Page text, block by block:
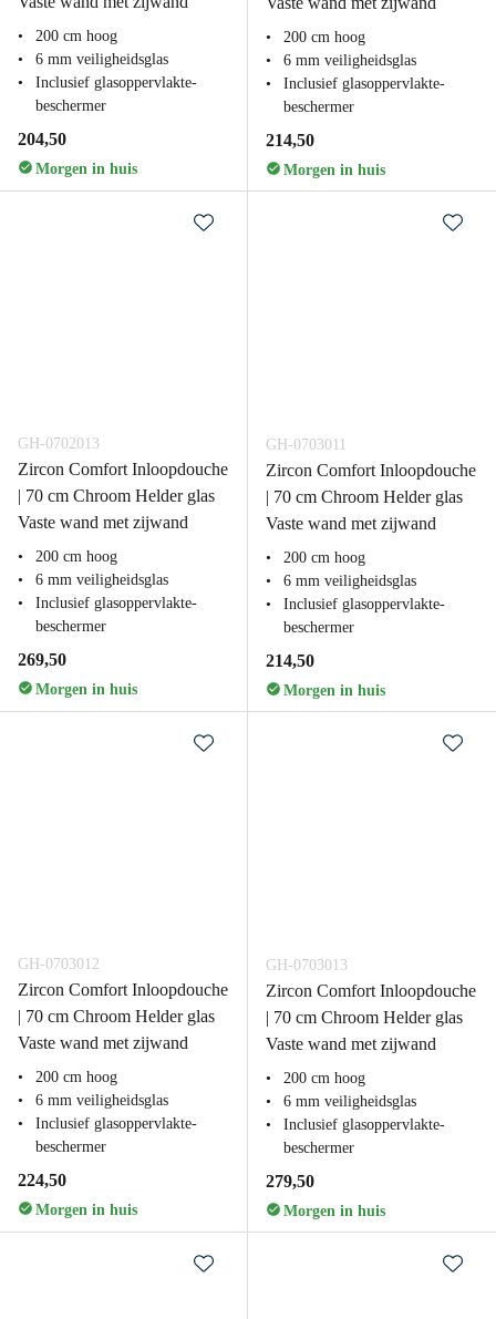
200 cm hoog
6 mm veiligheidsglas
Inclusief glasoppervlakte-
beschermer
204,50
Morgen in huis
200 cm hoog
6 mm veiligheidsglas
Inclusief glasoppervlakte-
beschermer
214,50
Morgen in huis
GH-0702013
Zircon Comfort Inloopdouche
| 70 cm Chroom Helder glas
Vaste wand met zijwand
200 cm hoog
6 mm veiligheidsglas
Inclusief glasoppervlakte-
beschermer
269,50
Morgen in huis
GH-0703011
Zircon Comfort Inloopdouche
| 70 cm Chroom Helder glas
Vaste wand met zijwand
200 cm hoog
6 mm veiligheidsglas
Inclusief glasoppervlakte-
beschermer
214,50
Morgen in huis
GH-0703012
Zircon Comfort Inloopdouche
| 70 cm Chroom Helder glas
Vaste wand met zijwand
200 cm hoog
6 mm veiligheidsglas
Inclusief glasoppervlakte-
beschermer
224,50
Morgen in huis
GH-0703013
Zircon Comfort Inloopdouche
| 70 cm Chroom Helder glas
Vaste wand met zijwand
200 cm hoog
6 mm veiligheidsglas
Inclusief glasoppervlakte-
beschermer
279,50
Morgen in huis